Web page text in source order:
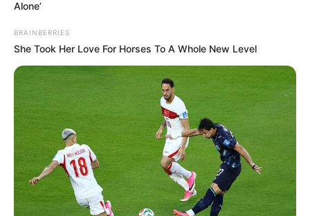
Hadházy egyértelműen arról beszélt, hogy szerinte
a felelősségre vonásnak konkrét
következményekkel kell járnia.
Alone’
BRAINBERRIES
She Took Her Love For Horses To A Whole New Level